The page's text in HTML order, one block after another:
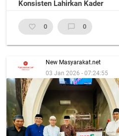
Konsisten Lahirkan Kader
favorite_border 0 chat_bubble_outline 0
New Masyarakat.net
03 Jan 2026 - 07:24:55